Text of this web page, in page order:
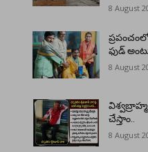
8 August
ఫుడ్
8 August
చేస్తాం..
8 August